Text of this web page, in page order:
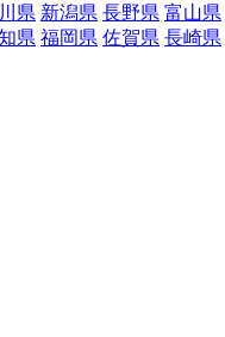
県 新潟県 長野県 富山県
県 福岡県 佐賀県 長崎県